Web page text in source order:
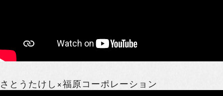
さとうたけし×福原コーポレーション